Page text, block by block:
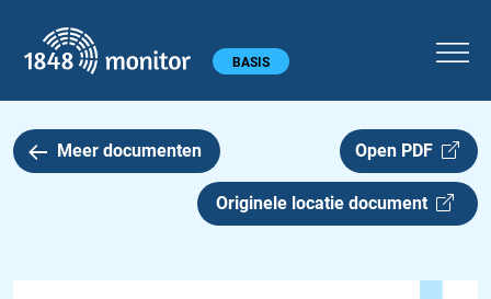
Hoofdmenu BASIS
Meer documenten Open PDF
Originele locatie document